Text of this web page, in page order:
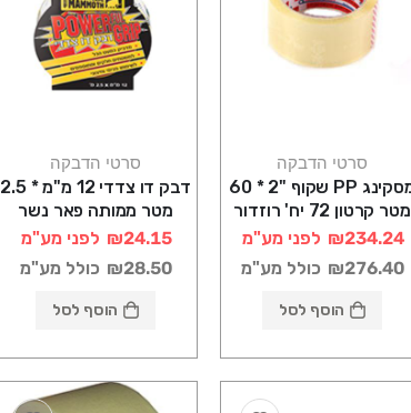
סרטי הדבקה
מסקינג PP שקוף "2 * 60
מטר קרטון 72 יח' רוזדור
₪234.24 לפני מע"מ
₪276.40 כולל מע"מ
הוסף לסל
סרטי הדבקה
דבק דו צדדי 12 מ"מ * 2.5
מטר ממותה פאר נשר
₪24.15 לפני מע"מ
₪28.50 כולל מע"מ
הוסף לסל